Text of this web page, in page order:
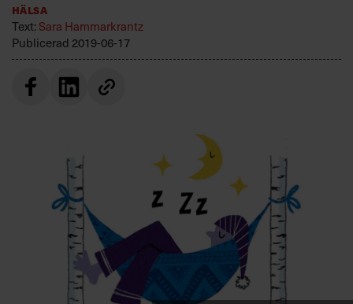
Annonsera
Om oss
Kontakta oss
Kundservice
Villkor och policy för
personuppgiftsbehandling
Hälsa
Text:Sara Hammarkrantz
Publicerad 2019-06-17